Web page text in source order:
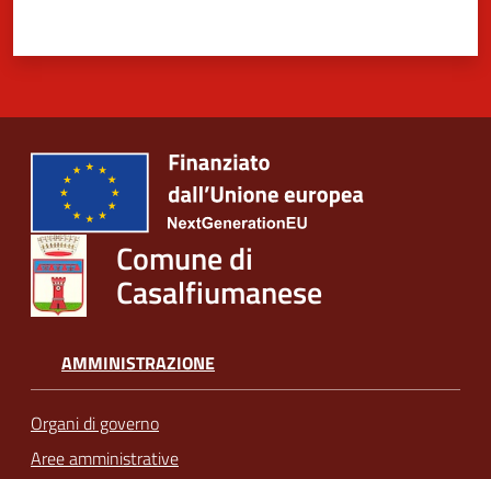
Comune di
Casalfiumanese
AMMINISTRAZIONE
Organi di governo
Aree amministrative